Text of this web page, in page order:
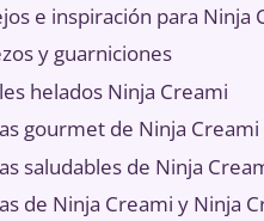
e inspiración para Ninja
y guarniciones
helados Ninja Creami
gourmet de Ninja Creami
saludables de Ninja
de Ninja Creami y Ninja